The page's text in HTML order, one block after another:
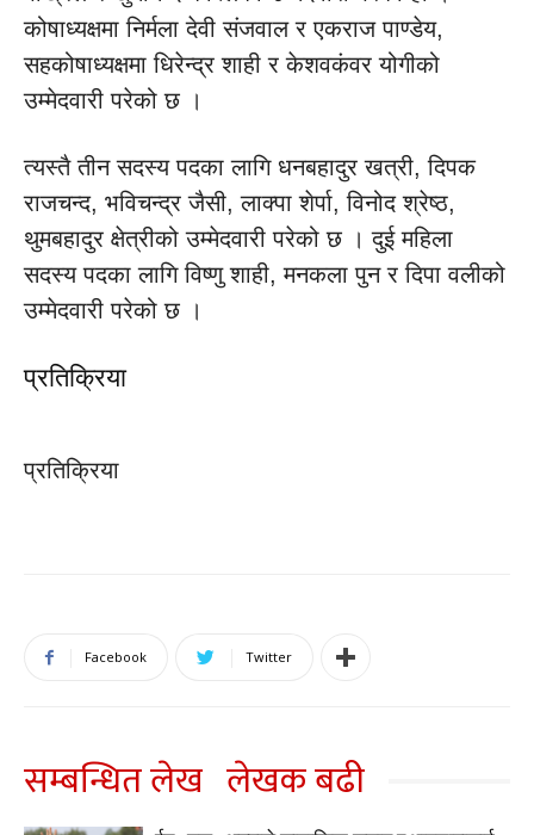
कोषाध्यक्षमा निर्मला देवी संजवाल र एकराज पाण्डेय,
सहकोषाध्यक्षमा धिरेन्द्र शाही र केशवकंवर योगीको
उम्मेदवारी परेको छ ।
त्यस्तै तीन सदस्य पदका लागि धनबहादुर खत्री, दिपक
राजचन्द, भविचन्द्र जैसी, लाक्पा शेर्पा, विनोद श्रेष्ठ,
थुमबहादुर क्षेत्रीको उम्मेदवारी परेको छ । दुई महिला
सदस्य पदका लागि विष्णु शाही, मनकला पुन र दिपा वलीको
उम्मेदवारी परेको छ ।
प्रतिक्रिया
प्रतिक्रिया
Facebook Twitter
सम्बन्धित लेख लेखक बढी